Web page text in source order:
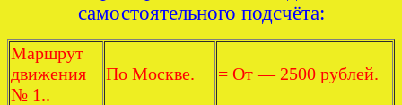
самостоятельного подсчёта:
Маршрут
движения
№ 1..
По Москве. = От — 2500 рублей.